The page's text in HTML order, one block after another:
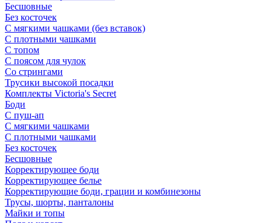
Бесшовные
Без косточек
С мягкими чашками (без вставок)
С плотными чашками
С топом
С поясом для чулок
Со стрингами
Трусики высокой посадки
Комплекты Victoria's Secret
Боди
С пуш-ап
С мягкими чашками
С плотными чашками
Без косточек
Бесшовные
Корректирующее боди
Корректирующее белье
Корректирующие боди, грации и комбинезоны
Трусы, шорты, панталоны
Майки и топы